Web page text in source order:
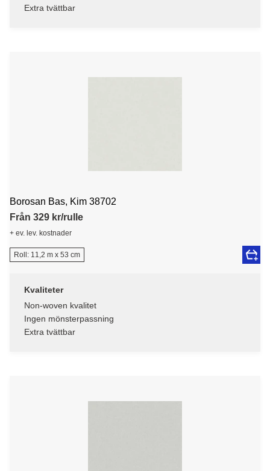
Extra tvättbar
Borosan Bas, Kim 38702
Från 329 kr/rulle
+ ev. lev. kostnader
Roll: 11,2 m x 53 cm
Kvaliteter
Non-woven kvalitet
Ingen mönsterpassning
Extra tvättbar